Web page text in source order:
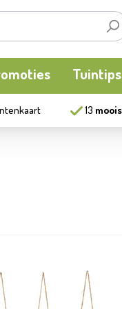
Tuintips
13